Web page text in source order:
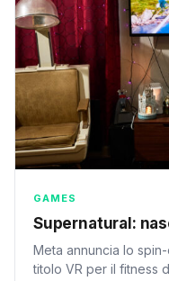
GAMES
Supernatural:
Meta annuncia lo
titolo VR per il fitness